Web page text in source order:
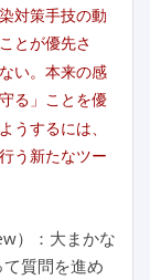
対策手技の動
とが優先さ
い。本来の感
る」ことを優
うするには、
う新たなツー
）：大まかな
質問を進め